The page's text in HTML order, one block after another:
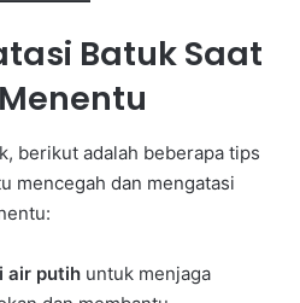
Batuk Saat
berikut adalah beberapa tips
mencegah dan mengatasi
air putih untuk menjaga